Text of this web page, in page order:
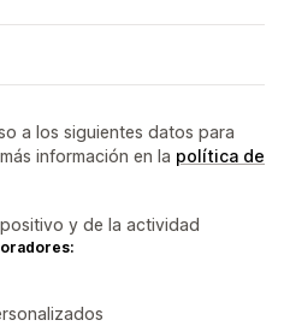
a los siguientes datos para
información en la política de
y de la actividad